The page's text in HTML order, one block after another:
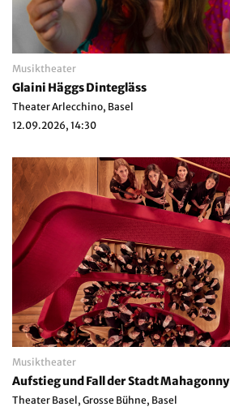
Musiktheater
Glaini Häggs Dintegläss
Theater Arlecchino, Basel
12.09.2026, 14:30
Musiktheater
Aufstieg und Fall der Stadt Mahagonny
Theater Basel, Grosse Bühne, Basel